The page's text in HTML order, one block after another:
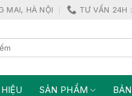
MAI, HÀ NỘI TƯ VẤN 24H
SẢN PHẨM